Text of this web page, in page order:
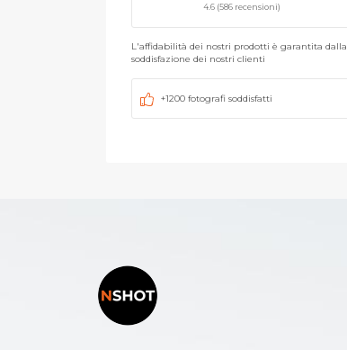
4.6 (586 recensioni)
L'affidabilità dei nostri prodotti è garantita dalla
soddisfazione dei nostri clienti
+1200 fotografi soddisfatti